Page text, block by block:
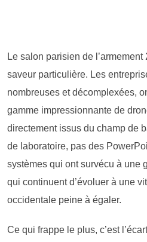
Le salon parisien de
saveur particulière. Les
nombreuses et décomplexées,
gamme impressionnante de
directement issus du champ de
de laboratoire, pas des
systèmes qui ont survécu à une
qui continuent d’évoluer à une
occidentale peine à égaler.
Ce qui frappe le plus, c’est